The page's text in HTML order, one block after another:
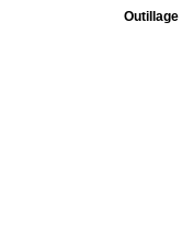
Outillage|